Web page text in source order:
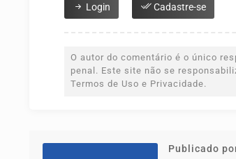
Login Cadastre-se
O autor do comentário é o único
penal. Este site não se
Termos de Uso e Privacidade.
Publicado